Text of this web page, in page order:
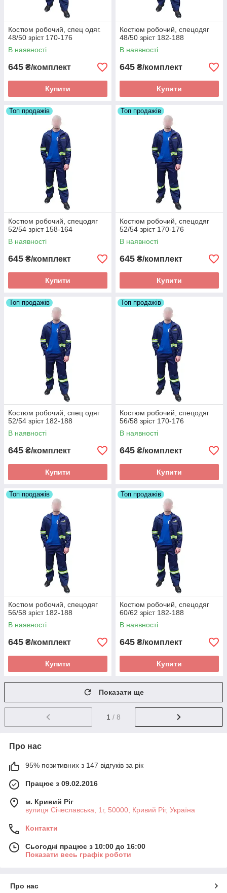
Костюм робочий, спец одяг.
48/50 зріст 170-176
В наявності
645 ₴/комплект
Купити
Костюм робочий, спецодяг
48/50 зріст 182-188
В наявності
645 ₴/комплект
Купити
Топ продажів
Костюм робочий, спецодяг
52/54 зріст 158-164
В наявності
645 ₴/комплект
Купити
Топ продажів
Костюм робочий, спецодяг
52/54 зріст 170-176
В наявності
645 ₴/комплект
Купити
Топ продажів
Костюм робочий, спец одяг
52/54 зріст 182-188
В наявності
645 ₴/комплект
Купити
Топ продажів
Костюм робочий, спецодяг
56/58 зріст 170-176
В наявності
645 ₴/комплект
Купити
Топ продажів
Костюм робочий, спецодяг
56/58 зріст 182-188
В наявності
645 ₴/комплект
Купити
Топ продажів
Костюм робочий, спецодяг
60/62 зріст 182-188
В наявності
645 ₴/комплект
Купити
Показати ще
1 / 8
Про нас
95% позитивних з 147 відгуків за рік
Працює з 09.02.2016
м. Кривий Ріг
вулиця Січеславська, 1г, 50000, Кривий Ріг, Україна
Контакти
Сьогодні працює з 10:00 до 16:00
Показати весь графік роботи
Про нас